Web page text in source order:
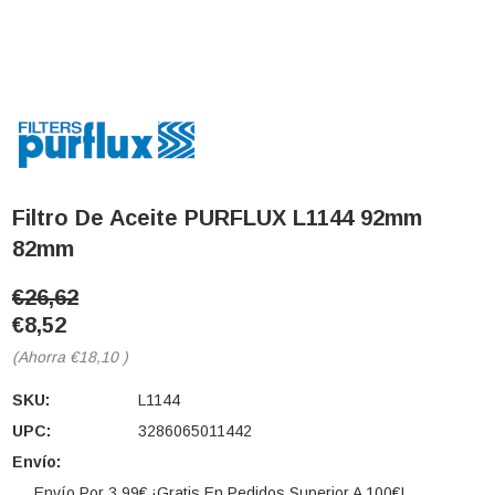
Filtro De Aceite PURFLUX L1144 92mm
82mm
€26,62
€8,52
(Ahorra €18,10 )
SKU:
L1144
UPC:
3286065011442
Envío: